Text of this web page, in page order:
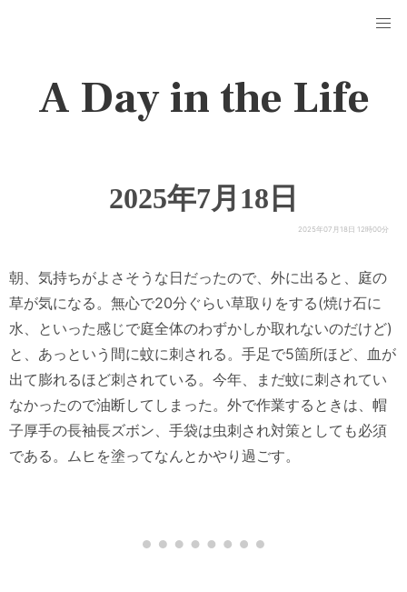
A Day in the Life
2025年7月18日
2025年07月18日 12時00分
朝、気持ちがよさそうな日だったので、外に出ると、庭の
草が気になる。無心で20分ぐらい草取りをする(焼け石に
水、といった感じで庭全体のわずかしか取れないのだけど)
と、あっという間に蚊に刺される。手足で5箇所ほど、血が
出て膨れるほど刺されている。今年、まだ蚊に刺されてい
なかったので油断してしまった。外で作業するときは、帽
子厚手の長袖長ズボン、手袋は虫刺され対策としても必須
である。ムヒを塗ってなんとかやり過ごす。